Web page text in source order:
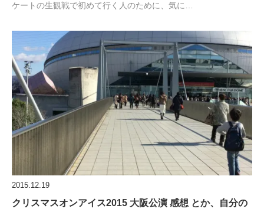
ケートの生観戦で初めて行く人のために、気に…
2015.12.19
クリスマスオンアイス2015 大阪公演 感想 とか、自分の